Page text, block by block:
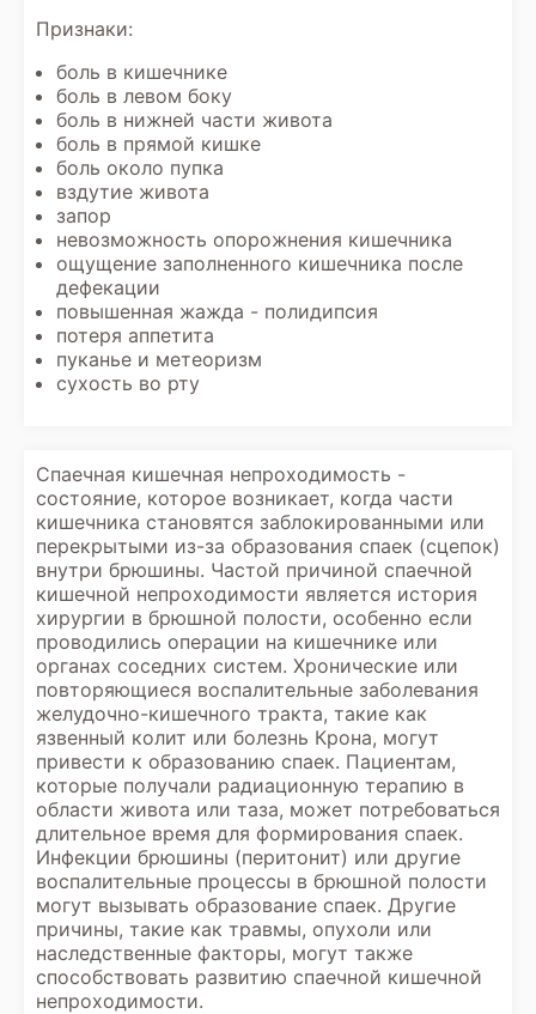
Признаки:
боль в кишечнике
боль в левом боку
боль в нижней части живота
боль в прямой кишке
боль около пупка
вздутие живота
запор
невозможность опорожнения кишечника
ощущение заполненного кишечника после
дефекации
повышенная жажда - полидипсия
потеря аппетита
пуканье и метеоризм
сухость во рту
Спаечная кишечная непроходимость -
состояние, которое возникает, когда части
кишечника становятся заблокированными или
перекрытыми из-за образования спаек (сцепок)
внутри брюшины. Частой причиной спаечной
кишечной непроходимости является история
хирургии в брюшной полости, особенно если
проводились операции на кишечнике или
органах соседних систем. Хронические или
повторяющиеся воспалительные заболевания
желудочно-кишечного тракта, такие как
язвенный колит или болезнь Крона, могут
привести к образованию спаек. Пациентам,
которые получали радиационную терапию в
области живота или таза, может потребоваться
длительное время для формирования спаек.
Инфекции брюшины (перитонит) или другие
воспалительные процессы в брюшной полости
могут вызывать образование спаек. Другие
причины, такие как травмы, опухоли или
наследственные факторы, могут также
способствовать развитию спаечной кишечной
непроходимости.